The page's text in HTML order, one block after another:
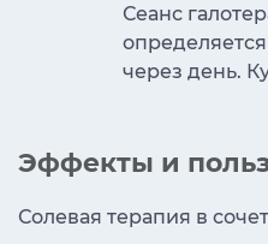
Сеанс
через день.
Эффекты и
Солевая терапия в